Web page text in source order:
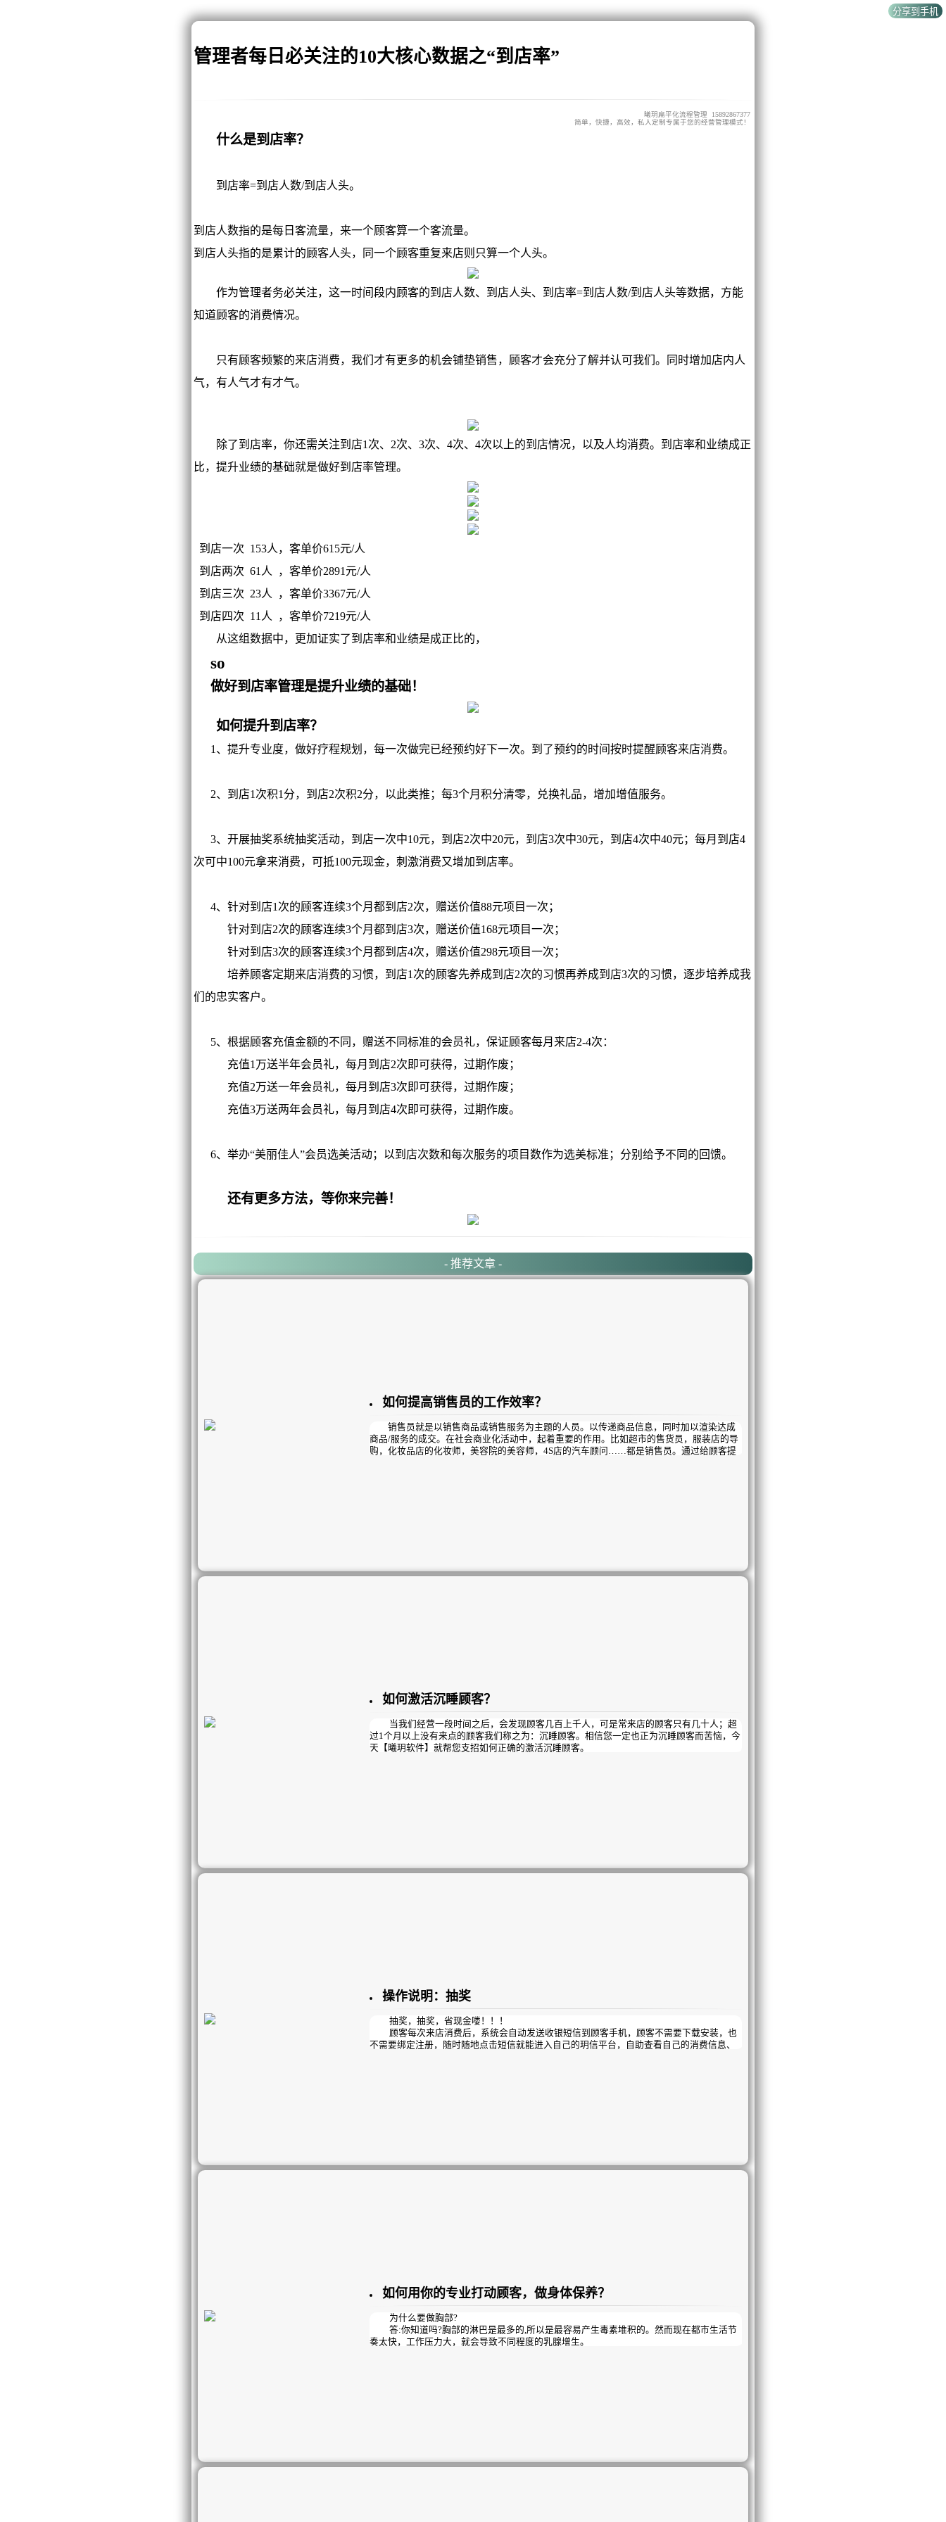
管理者每日必关注的10大核心数据之“到店率”
曦玥扁平化流程管理 15892867377
简单，快捷，高效，私人定制专属于您的经营管理模式！
什么是到店率？
到店率=到店人数/到店人头。
到店人数指的是每日客流量，来一个顾客算一个客流量。
到店人头指的是累计的顾客人头，同一个顾客重复来店则只算一个人头。
作为管理者务必关注，这一时间段内顾客的到店人数、到店人头、到店率=到店人数/到店人头等数据，方能
知道顾客的消费情况。
只有顾客频繁的来店消费，我们才有更多的机会铺垫销售，顾客才会充分了解并认可我们。同时增加店内人
气，有人气才有才气。
除了到店率，你还需关注到店1次、2次、3次、4次、4次以上的到店情况，以及人均消费。到店率和业绩成正
比，提升业绩的基础就是做好到店率管理。
到店一次 153人，客单价615元/人
到店两次 61人 ，客单价2891元/人
到店三次 23人 ，客单价3367元/人
到店四次 11人 ，客单价7219元/人
从这组数据中，更加证实了到店率和业绩是成正比的，
so
做好到店率管理是提升业绩的基础！
如何提升到店率？
1、提升专业度，做好疗程规划，每一次做完已经预约好下一次。到了预约的时间按时提醒顾客来店消费。
2、到店1次积1分，到店2次积2分，以此类推；每3个月积分清零，兑换礼品，增加增值服务。
3、开展抽奖系统抽奖活动，到店一次中10元，到店2次中20元，到店3次中30元，到店4次中40元；每月到店4
次可中100元拿来消费，可抵100元现金，刺激消费又增加到店率。
4、针对到店1次的顾客连续3个月都到店2次，赠送价值88元项目一次；
针对到店2次的顾客连续3个月都到店3次，赠送价值168元项目一次；
针对到店3次的顾客连续3个月都到店4次，赠送价值298元项目一次；
培养顾客定期来店消费的习惯，到店1次的顾客先养成到店2次的习惯再养成到店3次的习惯，逐步培养成我
们的忠实客户。
5、根据顾客充值金额的不同，赠送不同标准的会员礼，保证顾客每月来店2-4次：
充值1万送半年会员礼，每月到店2次即可获得，过期作废；
充值2万送一年会员礼，每月到店3次即可获得，过期作废；
充值3万送两年会员礼，每月到店4次即可获得，过期作废。
6、举办“美丽佳人”会员选美活动；以到店次数和每次服务的项目数作为选美标准；分别给予不同的回馈。
还有更多方法，等你来完善！
- 推荐文章 -
如何提高销售员的工作效率？
销售员就是以销售商品或销售服务为主题的人员。以传递商品信息，同时加以渲染达成
商品/服务的成交。在社会商业化活动中，起着重要的作用。比如超市的售货员，服装店的导
购，化妆品店的化妆师，美容院的美容师，4S店的汽车顾问……都是销售员。通过给顾客提
如何激活沉睡顾客？
当我们经营一段时间之后，会发现顾客几百上千人，可是常来店的顾客只有几十人；超
过1个月以上没有来点的顾客我们称之为：沉睡顾客。相信您一定也正为沉睡顾客而苦恼，今
天【曦玥软件】就帮您支招如何正确的激活沉睡顾客。
操作说明：抽奖
抽奖，抽奖，省现金喽！！！
顾客每次来店消费后，系统会自动发送收银短信到顾客手机，顾客不需要下载安装，也
不需要绑定注册，随时随地点击短信就能进入自己的玥信平台，自助查看自己的消费信息、
如何用你的专业打动顾客，做身体保养？
为什么要做胸部?
答:你知道吗?胸部的淋巴是最多的,所以是最容易产生毒素堆积的。然而现在都市生活节
奏太快，工作压力大，就会导致不同程度的乳腺增生。